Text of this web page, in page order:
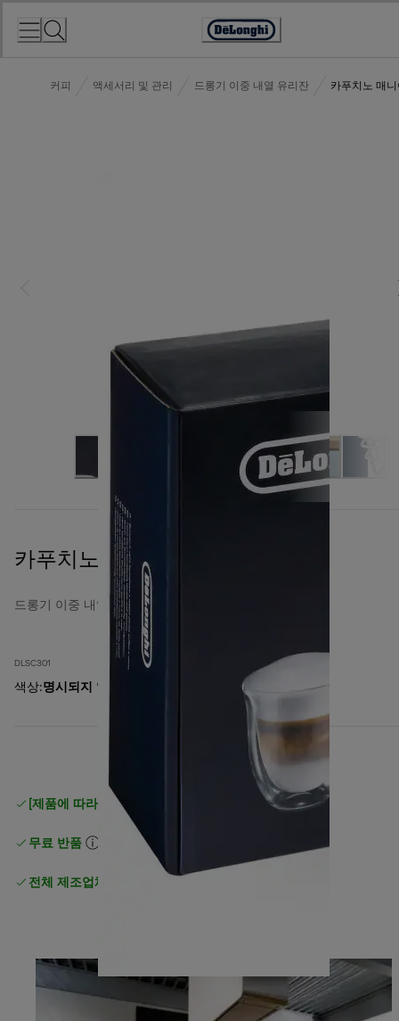
Accessibility
커피 액세서리 및 관리 드롱기 이중 내열 유리잔 카푸치노 매
카푸치노 매니아 컬렉션
드롱기 이중 내열 유리잔
DLSC301
색상:명시되지 않음
[제품에 따라 무료 배송] 이상 일반 무료 배송
무료 반품
전체 제조업체 보증